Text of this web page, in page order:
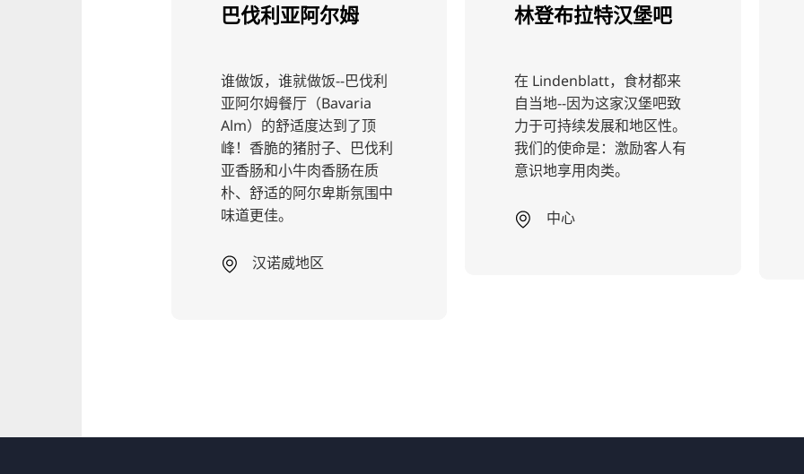
巴伐利亚阿尔姆
谁做饭，谁就做饭--巴伐利
亚阿尔姆餐厅（Bavaria
Alm）的舒适度达到了顶
峰！香脆的猪肘子、巴伐利
亚香肠和小牛肉香肠在质
朴、舒适的阿尔卑斯氛围中
味道更佳。
汉诺威地区
林登布拉特汉堡吧
在 Lindenblatt，食材都来
自当地--因为这家汉堡吧致
力于可持续发展和地区性。
我们的使命是：激励客人有
意识地享用肉类。
中心